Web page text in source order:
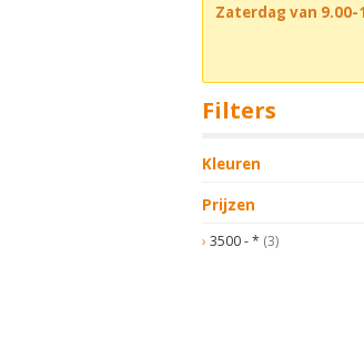
Zaterdag van 9.00-
Filters
Kleuren
Prijzen
3500 - * (3)